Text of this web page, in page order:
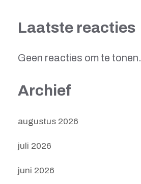
Laatste reacties
Geen reacties om te tonen.
Archief
augustus 2026
juli 2026
juni 2026